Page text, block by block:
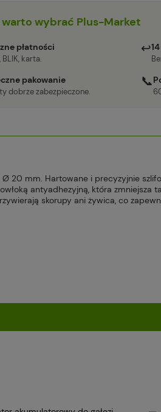
warto wybrać Plus-Market
płatności
BLIK, karta.
↩
pakowanie
dobrze zabezpieczone.
📞
Ø 20 mm. Hartowane i precyzyjnie
antyadhezyjną, która zmniejsza
skorupy ani żywica, co